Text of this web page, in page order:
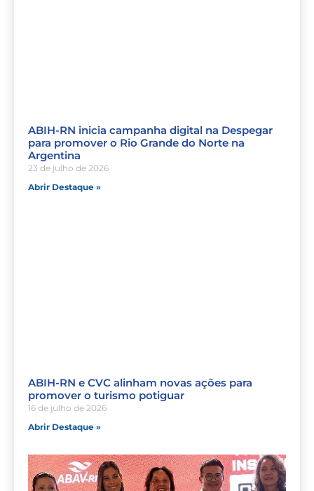
ABIH-RN inicia campanha digital na Despegar
para promover o Rio Grande do Norte na
Argentina
23 de julho de 2026
Abrir Destaque »
ABIH-RN e CVC alinham novas ações para
promover o turismo potiguar
16 de julho de 2026
Abrir Destaque »